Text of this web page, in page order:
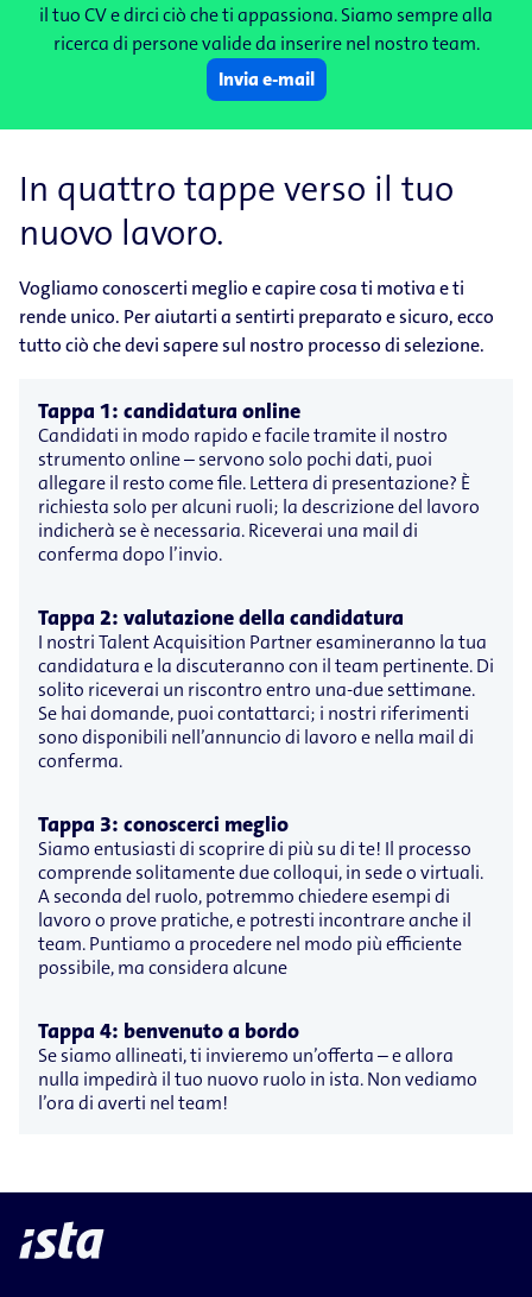
il tuo CV e dirci ciò che ti appassiona. Siamo sempre alla
ricerca di persone valide da inserire nel nostro team.
Invia e-mail
In quattro tappe verso il tuo
nuovo lavoro.
Vogliamo conoscerti meglio e capire cosa ti motiva e ti
rende unico. Per aiutarti a sentirti preparato e sicuro, ecco
tutto ciò che devi sapere sul nostro processo di selezione.
Tappa 1: candidatura online
Candidati in modo rapido e facile tramite il nostro
strumento online – servono solo pochi dati, puoi
allegare il resto come file. Lettera di presentazione? È
richiesta solo per alcuni ruoli; la descrizione del lavoro
indicherà se è necessaria. Riceverai una mail di
conferma dopo l’invio.
Tappa 2: valutazione della candidatura
I nostri Talent Acquisition Partner esamineranno la tua
candidatura e la discuteranno con il team pertinente. Di
solito riceverai un riscontro entro una‑due settimane.
Se hai domande, puoi contattarci; i nostri riferimenti
sono disponibili nell’annuncio di lavoro e nella mail di
conferma.
Tappa 3: conoscerci meglio
Siamo entusiasti di scoprire di più su di te! Il processo
comprende solitamente due colloqui, in sede o virtuali.
A seconda del ruolo, potremmo chiedere esempi di
lavoro o prove pratiche, e potresti incontrare anche il
team. Puntiamo a procedere nel modo più efficiente
possibile, ma considera alcune
Tappa 4: benvenuto a bordo
Se siamo allineati, ti invieremo un’offerta – e allora
nulla impedirà il tuo nuovo ruolo in ista. Non vediamo
l’ora di averti nel team!